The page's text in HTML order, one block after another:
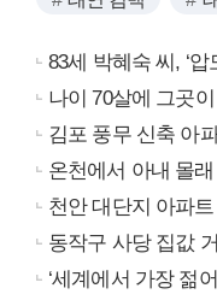
83세 박혜숙 씨, ‘
나이 70살에 그곳
김포 풍무 신축 아
온천에서 아내 몰
천안 대단지 아파
동작구 사당 집값
‘세계에서 가장 젊